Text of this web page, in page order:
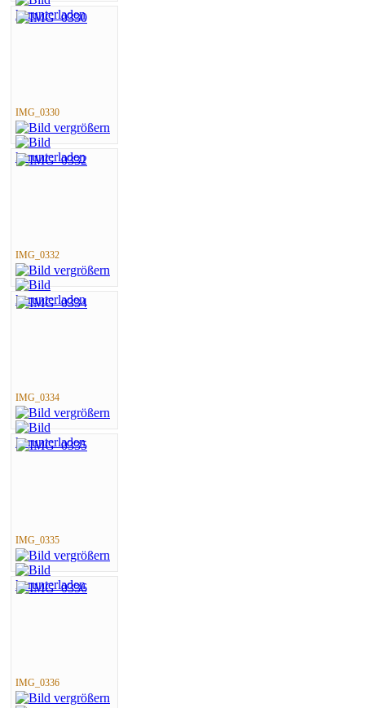
IMG_0330
IMG_0332
IMG_0334
IMG_0335
IMG_0336